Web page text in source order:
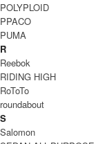
POLYPLOID
PPACO
PUMA
R
Reebok
RIDING HIGH
RoToTo
roundabout
S
Salomon